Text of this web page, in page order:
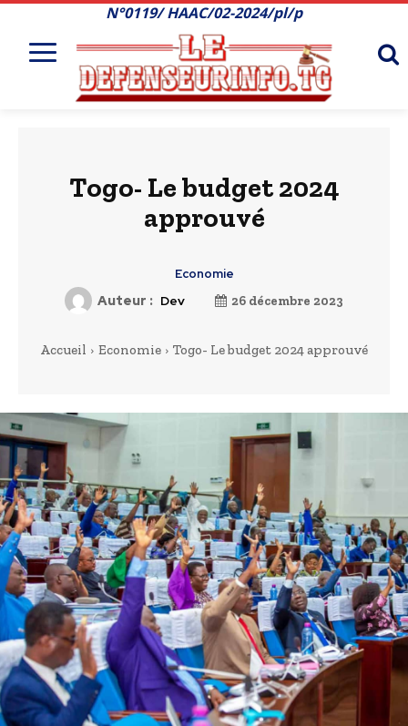
N°0119/ HAAC/02-2024/pl/p
Togo- Le budget 2024
approuvé
Economie
Auteur : Dev 26 décembre 2023
Accueil Economie Togo- Le budget 2024 approuvé